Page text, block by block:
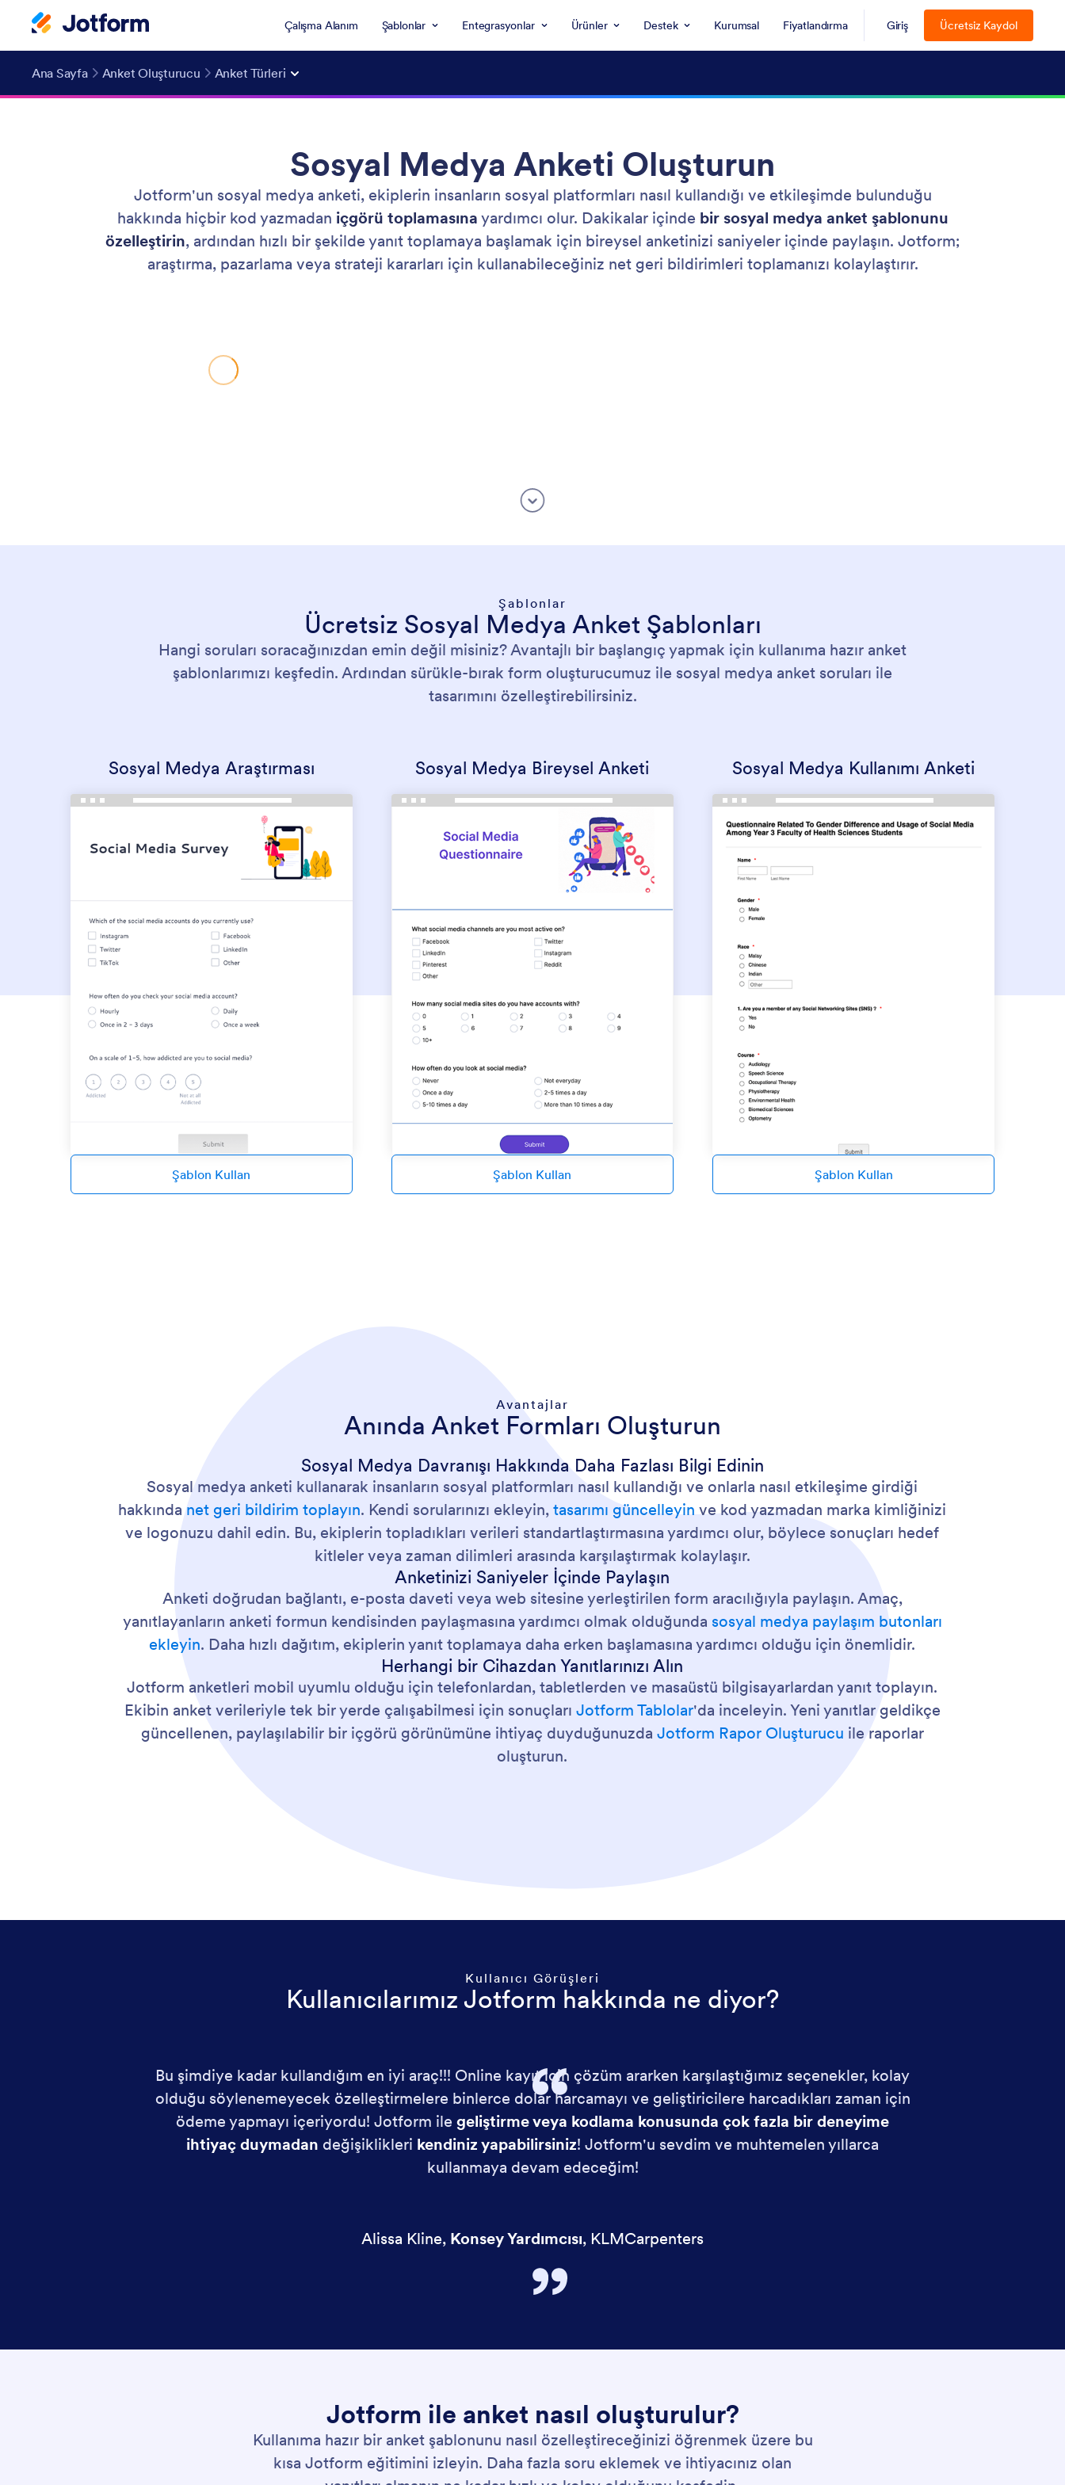
Çalışma Alanım Şablonlar Entegrasyonlar Ürünler Destek Kurumsal Fiyatlandırma Giriş Ücretsiz Kaydol
Ana Sayfa Anket Oluşturucu Anket Türleri
Sosyal Medya Anketi Oluşturun
Jotform'un sosyal medya anketi, ekiplerin insanların sosyal platformları nasıl kullandığı ve etkileşimde bulunduğu
hakkında hiçbir kod yazmadan içgörü toplamasınayardımcı olur. Dakikalar içinde bir sosyal medya anket şablonunu
özelleştirin, ardından hızlı bir şekilde yanıt toplamaya başlamak için bireysel anketinizi saniyeler içinde paylaşın. Jotform;
araştırma, pazarlama veya strateji kararları için kullanabileceğiniz net geri bildirimleri toplamanızı kolaylaştırır.
Şablonlar
Ücretsiz Sosyal Medya Anket Şablonları
Hangi soruları soracağınızdan emin değil misiniz? Avantajlı bir başlangıç yapmak için kullanıma hazır anket
şablonlarımızı keşfedin. Ardından sürükle-bırak form oluşturucumuz ile sosyal medya anket soruları ile
tasarımını özelleştirebilirsiniz.
Sosyal Medya Araştırması
Şablon Kullan
Sosyal Medya Bireysel Anketi
Şablon Kullan
Sosyal Medya Kullanımı Anketi
Şablon Kullan
Avantajlar
Anında Anket Formları Oluşturun
Sosyal Medya Davranışı Hakkında Daha Fazlası Bilgi Edinin
Sosyal medya anketi kullanarak insanların sosyal platformları nasıl kullandığı ve onlarla nasıl etkileşime girdiği
hakkında net geri bildirim toplayın. Kendi sorularınızı ekleyin,tasarımı güncelleyin ve kod yazmadan marka kimliğinizi
ve logonuzu dahil edin. Bu, ekiplerin topladıkları verileri standartlaştırmasına yardımcı olur, böylece sonuçları hedef
kitleler veya zaman dilimleri arasında karşılaştırmak kolaylaşır.
Anketinizi Saniyeler İçinde Paylaşın
Anketi doğrudan bağlantı, e-posta daveti veya web sitesine yerleştirilen form aracılığıyla paylaşın. Amaç,
yanıtlayanların anketi formun kendisinden paylaşmasına yardımcı olmak olduğunda sosyal medya paylaşım butonları
ekleyin. Daha hızlı dağıtım, ekiplerin yanıt toplamaya daha erken başlamasına yardımcı olduğu için önemlidir.
Herhangi bir Cihazdan Yanıtlarınızı Alın
Jotform anketleri mobil uyumlu olduğu için telefonlardan, tabletlerden ve masaüstü bilgisayarlardan yanıt toplayın.
Ekibin anket verileriyle tek bir yerde çalışabilmesi için sonuçları Jotform Tablolar'da inceleyin. Yeni yanıtlar geldikçe
güncellenen, paylaşılabilir bir içgörü görünümüne ihtiyaç duyduğunuzda Jotform Rapor Oluşturucu ile raporlar
oluşturun.
Kullanıcı Görüşleri
Kullanıcılarımız Jotform hakkında ne diyor?
Bu şimdiye kadar kullandığım en iyi araç!!! Online kayıt için çözüm ararken karşılaştığımız seçenekler, kolay
olduğu söylenemeyecek özelleştirmelere binlerce dolar harcamayı ve geliştiricilere harcadıkları zaman için
ödeme yapmayı içeriyordu! Jotform ile geliştirme veya kodlama konusunda çok fazla bir deneyime
ihtiyaç duymadan değişiklikleri kendiniz yapabilirsiniz! Jotform'u sevdim ve muhtemelen yıllarca
kullanmaya devam edeceğim!
Alissa Kline, Konsey Yardımcısı, KLMCarpenters
Jotform ile anket nasıl oluşturulur?
Kullanıma hazır bir anket şablonunu nasıl özelleştireceğinizi öğrenmek üzere bu
kısa Jotform eğitimini izleyin. Daha fazla soru eklemek ve ihtiyacınız olan